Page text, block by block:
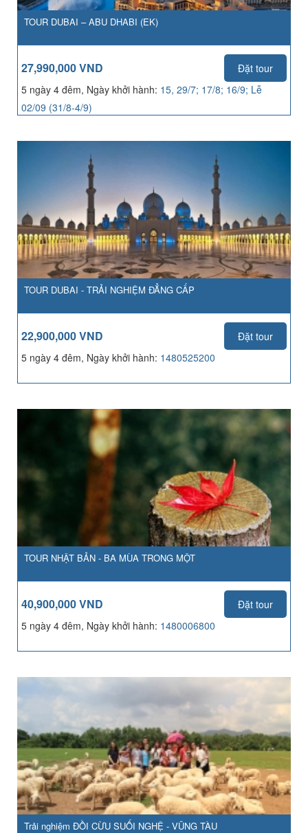
TOUR DUBAI – ABU DHABI (EK)
27,990,000 VND
Đặt tour
5 ngày 4 đêm, Ngày khởi hành: 15, 29/7; 17/8; 16/9; Lễ
02/09 (31/8-4/9)
TOUR DUBAI - TRẢI NGHIỆM ĐẲNG CẤP
22,900,000 VND
Đặt tour
5 ngày 4 đêm, Ngày khởi hành: 1480525200
TOUR NHẬT BẢN - BA MÙA TRONG MỘT
40,900,000 VND
Đặt tour
5 ngày 4 đêm, Ngày khởi hành: 1480006800
Trải nghiệm ĐỒI CỪU SUỐI NGHỆ - VŨNG TÀU